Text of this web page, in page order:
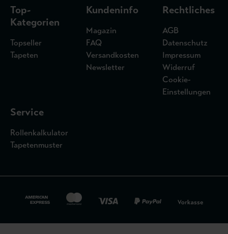
Top-
Kategorien
Topseller
Tapeten
Kundeninfo
Magazin
FAQ
Versandkosten
Newsletter
Rechtliches
AGB
Datenschutz
Impressum
Widerruf
Cookie-
Einstellungen
Service
Rollenkalkulator
Tapetenmuster